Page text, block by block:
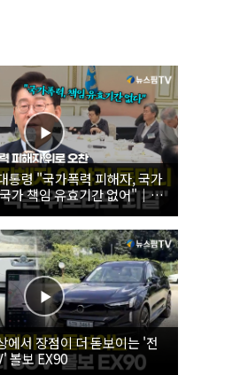
통령 "국가폭력 피해자, 국가
가 책임 유효기간 없어"｜
력 피해자 위로 오찬
서 장점이 더 돋보이는 '전
볼보 EX90